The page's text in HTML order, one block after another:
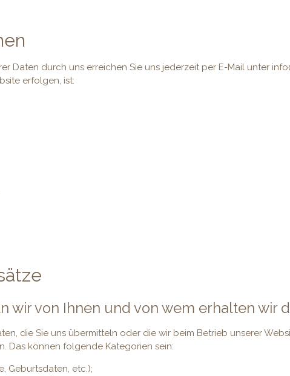
Daten durch uns erreichen Sie uns jederzeit per E-Mail unter
erfolgen, ist:
wir von Ihnen und von wem erhalten wir
die Sie uns übermitteln oder die wir beim Betrieb unserer
Das können folgende Kategorien sein:
Geburtsdaten, etc.);